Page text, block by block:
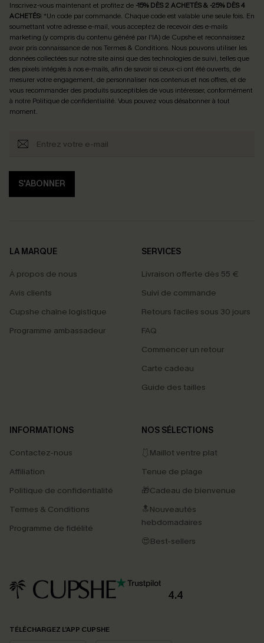
Inscrivez-vous maintenant et profitez de -15% DÈS 2 ACHETÉS & -25% DÈS 4
ACHETÉS! *Un code par commande. Chaque code est valable une seule fois. En
soumettant votre adresse e-mail, vous acceptez de recevoir des e-mails
marketing (y compris du contenu généré par l'IA) de Cupshe et reconnaissez
avoir pris connaissance de nosTermes & Conditions. Nous pouvons utiliser les
données collectées sur notre site ainsi que des technologies de suivi, telles que
des pixels intégrés à nos e-mails, afin de savoir si ceux-ci ont été ouverts, de
mesurer votre engagement, de personnaliser nos contenus et nos offres, et de
vous recommander des produits susceptibles de vous intéresser, conformément
à notre Politique de confidentialité. Vous pouvez vous désabonner à tout
moment.
S'ABONNER
LA MARQUE
À propos de nous
Avis clients
Cupshe chaîne logistique
Programme ambassadeur
SERVICES
Livraison offerte dès 55 €
Suivi de commande
Retours faciles sous 30 jours
FAQ
Commencer un retour
Carte cadeau
Guide des tailles
INFORMATIONS
Contactez-nous
Affiliation
Politique de confidentialité
Termes & Conditions
Programme de fidélité
NOS SÉLECTIONS
🩱Maillot ventre plat
Tenue de plage
🎁Cadeau de bienvenue
🔝Nouveautés
hebdomadaires
😍Best-sellers
4.4
TÉLÉCHARGEZ L’APP CUPSHE
PROFITEZ DE -15%